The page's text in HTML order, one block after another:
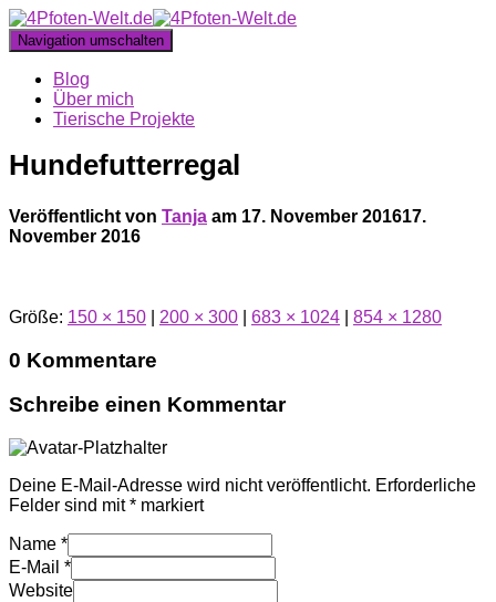
Navigation umschalten
Blog
Über mich
Tierische Projekte
Hundefutterregal
Veröffentlicht von Tanja am 17. November 201617.
November 2016
Größe: 150 × 150 200 × 300 683 × 1024 854 × 1280
0 Kommentare
Schreibe einen Kommentar
Deine E-Mail-Adresse wird nicht veröffentlicht. Erforderliche
Felder sind mit* markiert
Name *
E-Mail *
Website